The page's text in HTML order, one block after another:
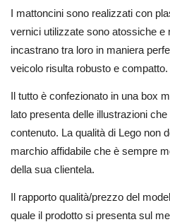
I mattoncini sono realizzati con
vernici utilizzate sono atossiche e
incastrano tra loro in maniera
veicolo risulta robusto e compatto.
Il tutto è confezionato in una box
lato presenta delle illustrazioni
contenuto. La qualità di Lego non
marchio affidabile che è sempre
della sua clientela.
Il rapporto qualità/prezzo del
quale il prodotto si presenta sul